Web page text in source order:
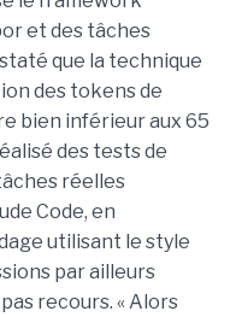
et des tâches
que la technique
des tokens de
bien inférieur aux 65
des tests de
réelles
Code, en
utilisant le style
par ailleurs
recours. « Alors